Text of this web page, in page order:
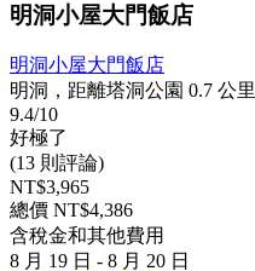
明洞小屋大門飯店
明洞小屋大門飯店
明洞，距離塔洞公園 0.7 公里
9.4/10
好極了
(13 則評論)
NT$3,965
總價 NT$4,386
含稅金和其他費用
8 月 19 日 - 8 月 20 日